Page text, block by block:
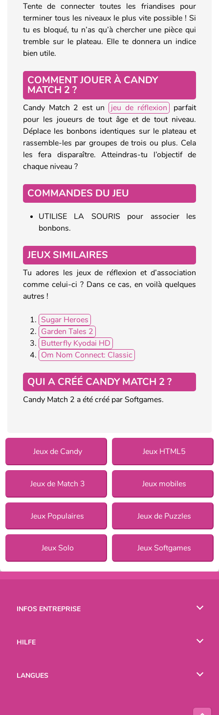
Tente de connecter toutes les friandises pour
terminer tous les niveaux le plus vite possible ! Si
tu es bloqué, tu n’as qu’à chercher une pièce qui
tremble sur le plateau. Elle te donnera un indice
bien utile.
COMMENT JOUER À CANDY
MATCH 2 ?
Candy Match 2 est un jeu de réflexion
parfait
pour les joueurs de tout âge et de tout niveau.
Déplace les bonbons identiques sur le plateau et
rassemble-les par groupes de trois ou plus. Cela
les fera disparaître. Atteindras-tu l’objectif de
chaque niveau ?
COMMANDES DU JEU
UTILISE LA SOURIS pour associer les
bonbons.
JEUX SIMILAIRES
Tu adores les jeux de réflexion et d’association
comme celui-ci ? Dans ce cas, en voilà quelques
autres !
Sugar Heroes
Garden Tales 2
Butterfly Kyodai HD
Om Nom Connect: Classic
QUI A CRÉÉ CANDY MATCH 2 ?
Candy Match 2 a été créé par Softgames.
Jeux de Candy Jeux HTML5
Jeux de Match 3 Jeux mobiles
Jeux Populaires Jeux de Puzzles
Jeux Solo Jeux Softgames
INFOS ENTREPRISE
HILFE
LANGUES